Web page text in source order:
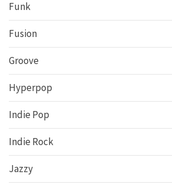
Funk
Fusion
Groove
Hyperpop
Indie Pop
Indie Rock
Jazzy